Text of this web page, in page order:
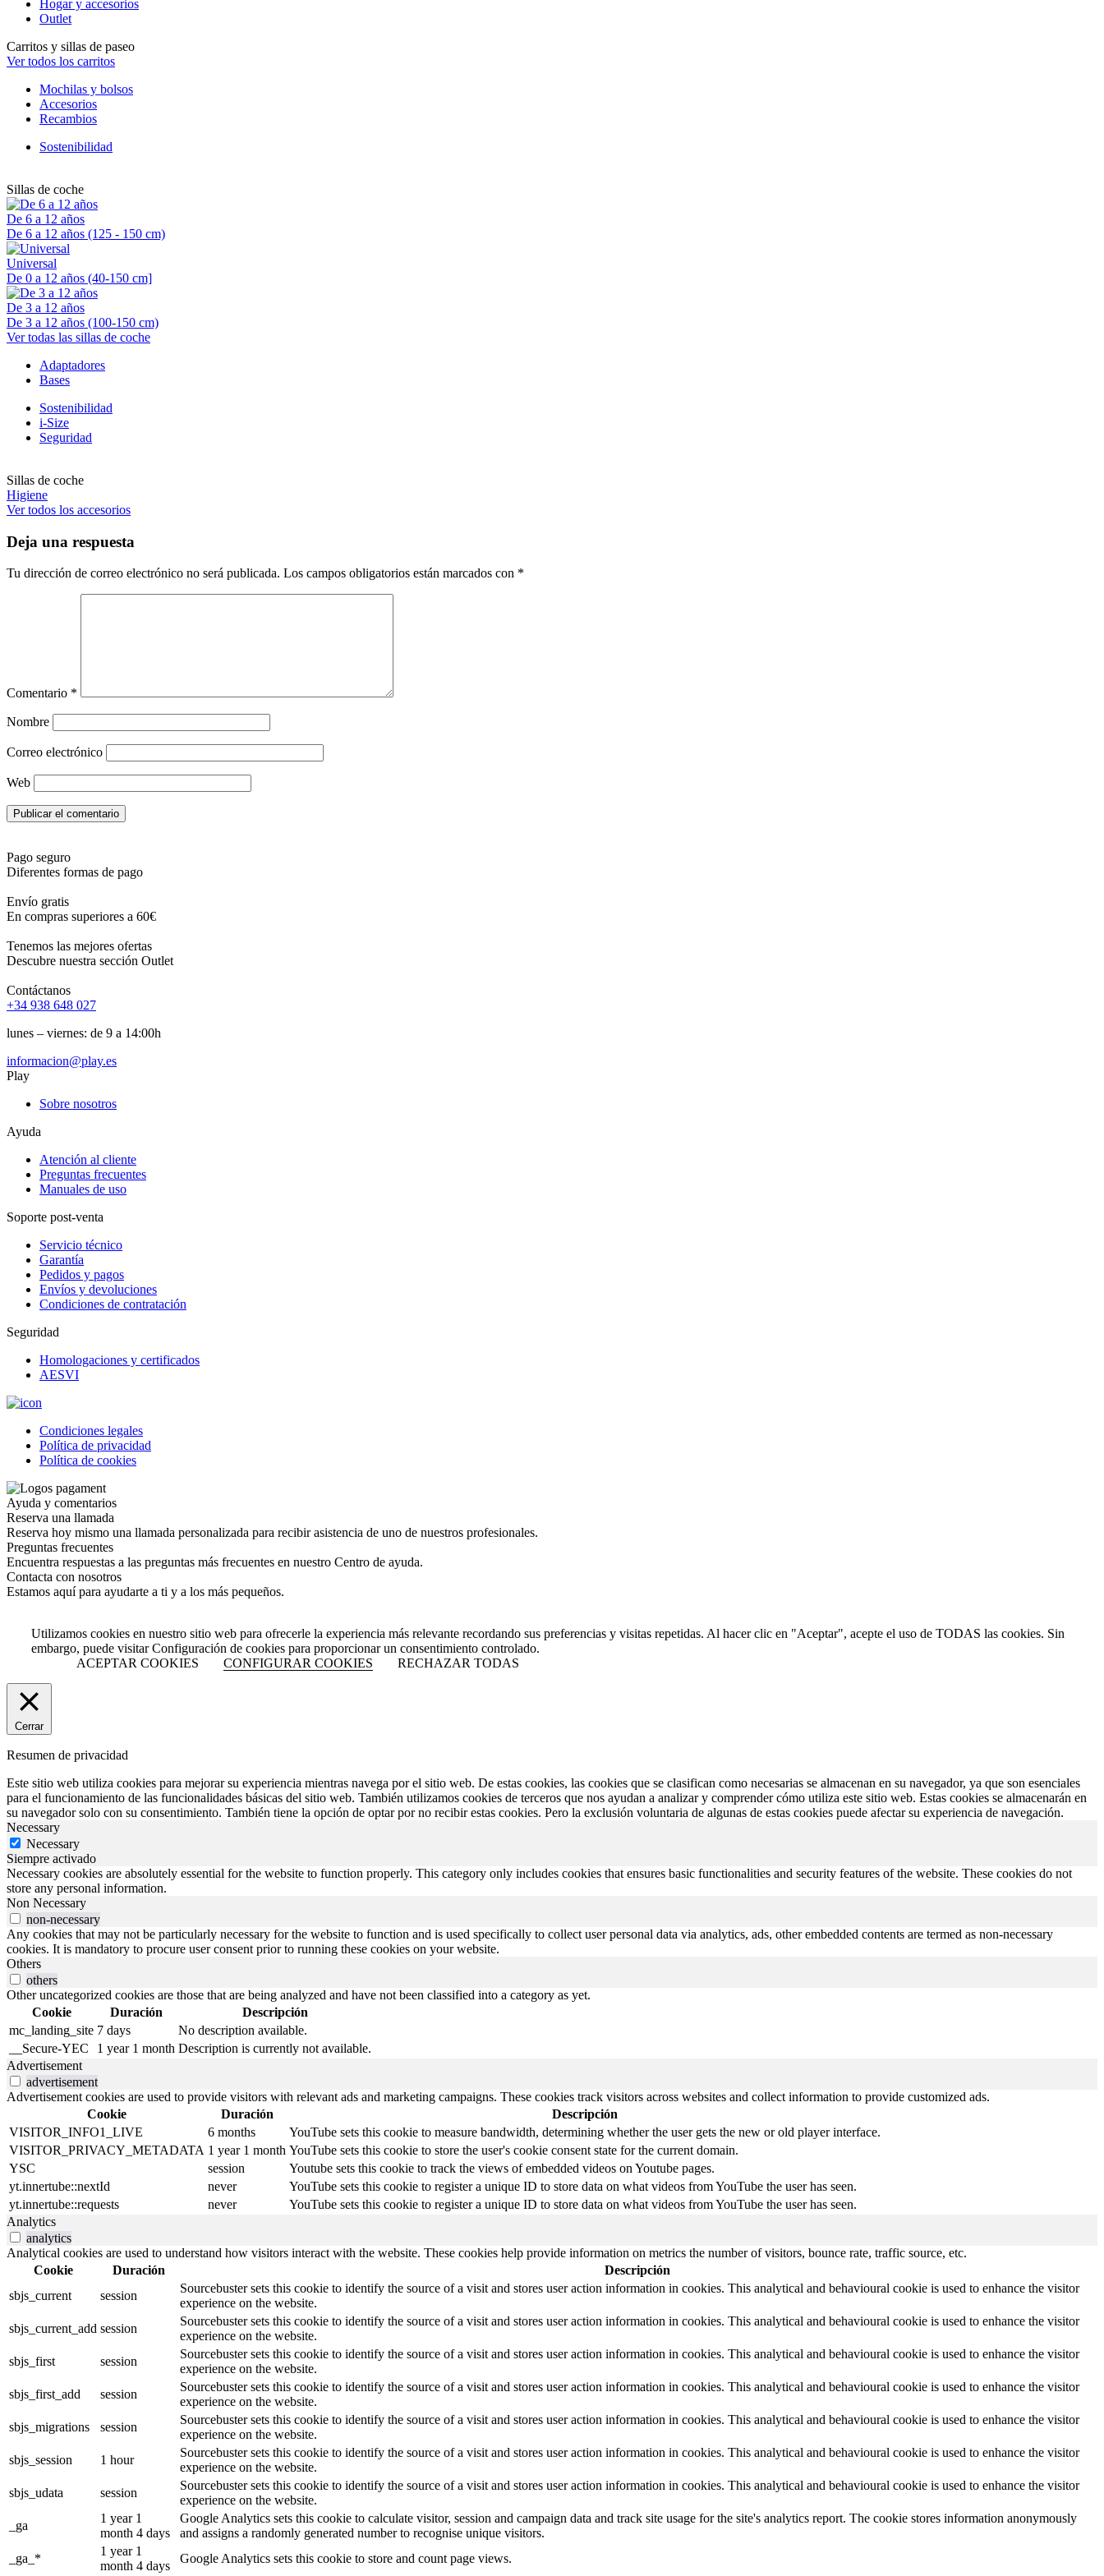
Hogar y accesorios
Outlet
Carritos y sillas de paseo
Ver todos los carritos
Mochilas y bolsos
Accesorios
Recambios
Sostenibilidad
Sillas de coche
De 6 a 12 años
De 6 a 12 años (125 - 150 cm)
Universal
De 0 a 12 años (40-150 cm]
De 3 a 12 años
De 3 a 12 años (100-150 cm)
Ver todas las sillas de coche
Adaptadores
Bases
Sostenibilidad
i-Size
Seguridad
Sillas de coche
Higiene
Ver todos los accesorios
Deja una respuesta
Tu dirección de correo electrónico no será publicada. Los campos obligatorios están marcados con *
Comentario *
Nombre
Correo electrónico
Web
Pago seguro
Diferentes formas de pago
Envío gratis
En compras superiores a 60€
Tenemos las mejores ofertas
Descubre nuestra sección Outlet
Contáctanos
+34 938 648 027
lunes – viernes: de 9 a 14:00h
informacion@play.es
Play
Sobre nosotros
Ayuda
Atención al cliente
Preguntas frecuentes
Manuales de uso
Soporte post-venta
Servicio técnico
Garantía
Pedidos y pagos
Envíos y devoluciones
Condiciones de contratación
Seguridad
Homologaciones y certificados
AESVI
Condiciones legales
Política de privacidad
Política de cookies
Ayuda y comentarios
Reserva una llamada
Reserva hoy mismo una llamada personalizada para recibir asistencia de uno de nuestros profesionales.
Preguntas frecuentes
Encuentra respuestas a las preguntas más frecuentes en nuestro Centro de ayuda.
Contacta con nosotros
Estamos aquí para ayudarte a ti y a los más pequeños.
Utilizamos cookies en nuestro sitio web para ofrecerle la experiencia más relevante recordando sus preferencias y visitas repetidas. Al hacer clic en "Aceptar", acepte el uso de TODAS las cookies. Sin
embargo, puede visitar Configuración de cookies para proporcionar un consentimiento controlado.
ACEPTAR COOKIES
CONFIGURAR COOKIES RECHAZAR TODAS
Cerrar
Resumen de privacidad
Este sitio web utiliza cookies para mejorar su experiencia mientras navega por el sitio web. De estas cookies, las cookies que se clasifican como necesarias se almacenan en su navegador, ya que son esenciales
para el funcionamiento de las funcionalidades básicas del sitio web. También utilizamos cookies de terceros que nos ayudan a analizar y comprender cómo utiliza este sitio web. Estas cookies se almacenarán en
su navegador solo con su consentimiento. También tiene la opción de optar por no recibir estas cookies. Pero la exclusión voluntaria de algunas de estas cookies puede afectar su experiencia de navegación.
Necessary
Necessary
Siempre activado
Necessary cookies are absolutely essential for the website to function properly. This category only includes cookies that ensures basic functionalities and security features of the website. These cookies do not
store any personal information.
Non Necessary
non-necessary
Any cookies that may not be particularly necessary for the website to function and is used specifically to collect user personal data via analytics, ads, other embedded contents are termed as non-necessary
cookies. It is mandatory to procure user consent prior to running these cookies on your website.
Others
others
Other uncategorized cookies are those that are being analyzed and have not been classified into a category as yet.
Cookie
Duración
Descripción
mc_landing_site 7 days
No description available.
__Secure-YEC
1 year 1 month Description is currently not available.
Advertisement
advertisement
Advertisement cookies are used to provide visitors with relevant ads and marketing campaigns. These cookies track visitors across websites and collect information to provide customized ads.
Cookie
Duración
Descripción
VISITOR_INFO1_LIVE
6 months
YouTube sets this cookie to measure bandwidth, determining whether the user gets the new or old player interface.
VISITOR_PRIVACY_METADATA 1 year 1 month YouTube sets this cookie to store the user's cookie consent state for the current domain.
YSC
session
Youtube sets this cookie to track the views of embedded videos on Youtube pages.
yt.innertube::nextId
never
YouTube sets this cookie to register a unique ID to store data on what videos from YouTube the user has seen.
yt.innertube::requests
never
YouTube sets this cookie to register a unique ID to store data on what videos from YouTube the user has seen.
Analytics
analytics
Analytical cookies are used to understand how visitors interact with the website. These cookies help provide information on metrics the number of visitors, bounce rate, traffic source, etc.
Cookie
Duración
Descripción
sbjs_current
session
Sourcebuster sets this cookie to identify the source of a visit and stores user action information in cookies. This analytical and behavioural cookie is used to enhance the visitor
experience on the website.
sbjs_current_add session
Sourcebuster sets this cookie to identify the source of a visit and stores user action information in cookies. This analytical and behavioural cookie is used to enhance the visitor
experience on the website.
sbjs_first
session
Sourcebuster sets this cookie to identify the source of a visit and stores user action information in cookies. This analytical and behavioural cookie is used to enhance the visitor
experience on the website.
sbjs_first_add
session
Sourcebuster sets this cookie to identify the source of a visit and stores user action information in cookies. This analytical and behavioural cookie is used to enhance the visitor
experience on the website.
sbjs_migrations
session
Sourcebuster sets this cookie to identify the source of a visit and stores user action information in cookies. This analytical and behavioural cookie is used to enhance the visitor
experience on the website.
sbjs_session
1 hour
Sourcebuster sets this cookie to identify the source of a visit and stores user action information in cookies. This analytical and behavioural cookie is used to enhance the visitor
experience on the website.
sbjs_udata
session
Sourcebuster sets this cookie to identify the source of a visit and stores user action information in cookies. This analytical and behavioural cookie is used to enhance the visitor
experience on the website.
_ga
1 year 1
month 4 days
Google Analytics sets this cookie to calculate visitor, session and campaign data and track site usage for the site's analytics report. The cookie stores information anonymously
and assigns a randomly generated number to recognise unique visitors.
_ga_*
1 year 1
month 4 days
Google Analytics sets this cookie to store and count page views.